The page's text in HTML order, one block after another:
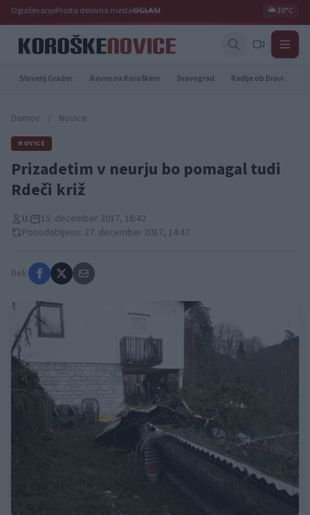
OglaševanjeProsta delovna mestaOGLASI 🌥️30°C
Slovenj Gradec Ravne na Koroškem Dravograd Radlje ob Dravi
Domov / Novice
NOVICE
Prizadetim v neurju bo pomagal tudi
Rdeči križ
U.
15. december 2017, 16:42
Posodobljeno: 27. december 2017, 14:47
Deli: